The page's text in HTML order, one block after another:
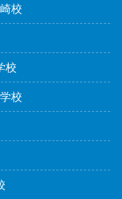
校
校
校